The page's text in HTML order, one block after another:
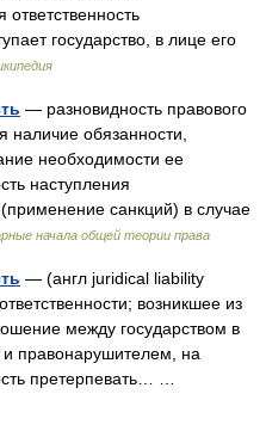
государство, в лице его
— разновидность правового
обязанности,
необходимости ее
наступления
санкций) в случае
начала общей теории права
— (англ juridical liability
возникшее из
между государством в
и правонарушителем, на
претерпевать… …